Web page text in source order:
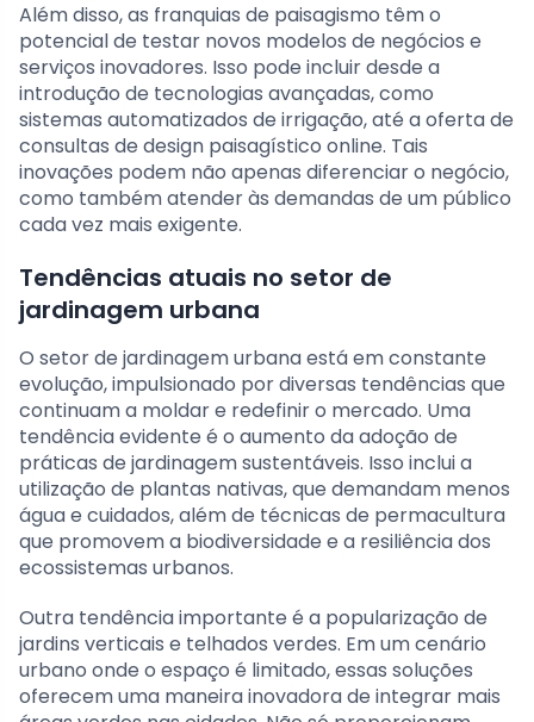
Além disso, as franquias de paisagismo têm o
potencial de testar novos modelos de negócios e
serviços inovadores. Isso pode incluir desde a
introdução de tecnologias avançadas, como
sistemas automatizados de irrigação, até a oferta de
consultas de design paisagístico online. Tais
inovações podem não apenas diferenciar o negócio,
como também atender às demandas de um público
cada vez mais exigente.
Tendências atuais no setor de
jardinagem urbana
O setor de jardinagem urbana está em constante
evolução, impulsionado por diversas tendências que
continuam a moldar e redefinir o mercado. Uma
tendência evidente é o aumento da adoção de
práticas de jardinagem sustentáveis. Isso inclui a
utilização de plantas nativas, que demandam menos
água e cuidados, além de técnicas de permacultura
que promovem a biodiversidade e a resiliência dos
ecossistemas urbanos.
Outra tendência importante é a popularização de
jardins verticais e telhados verdes. Em um cenário
urbano onde o espaço é limitado, essas soluções
oferecem uma maneira inovadora de integrar mais